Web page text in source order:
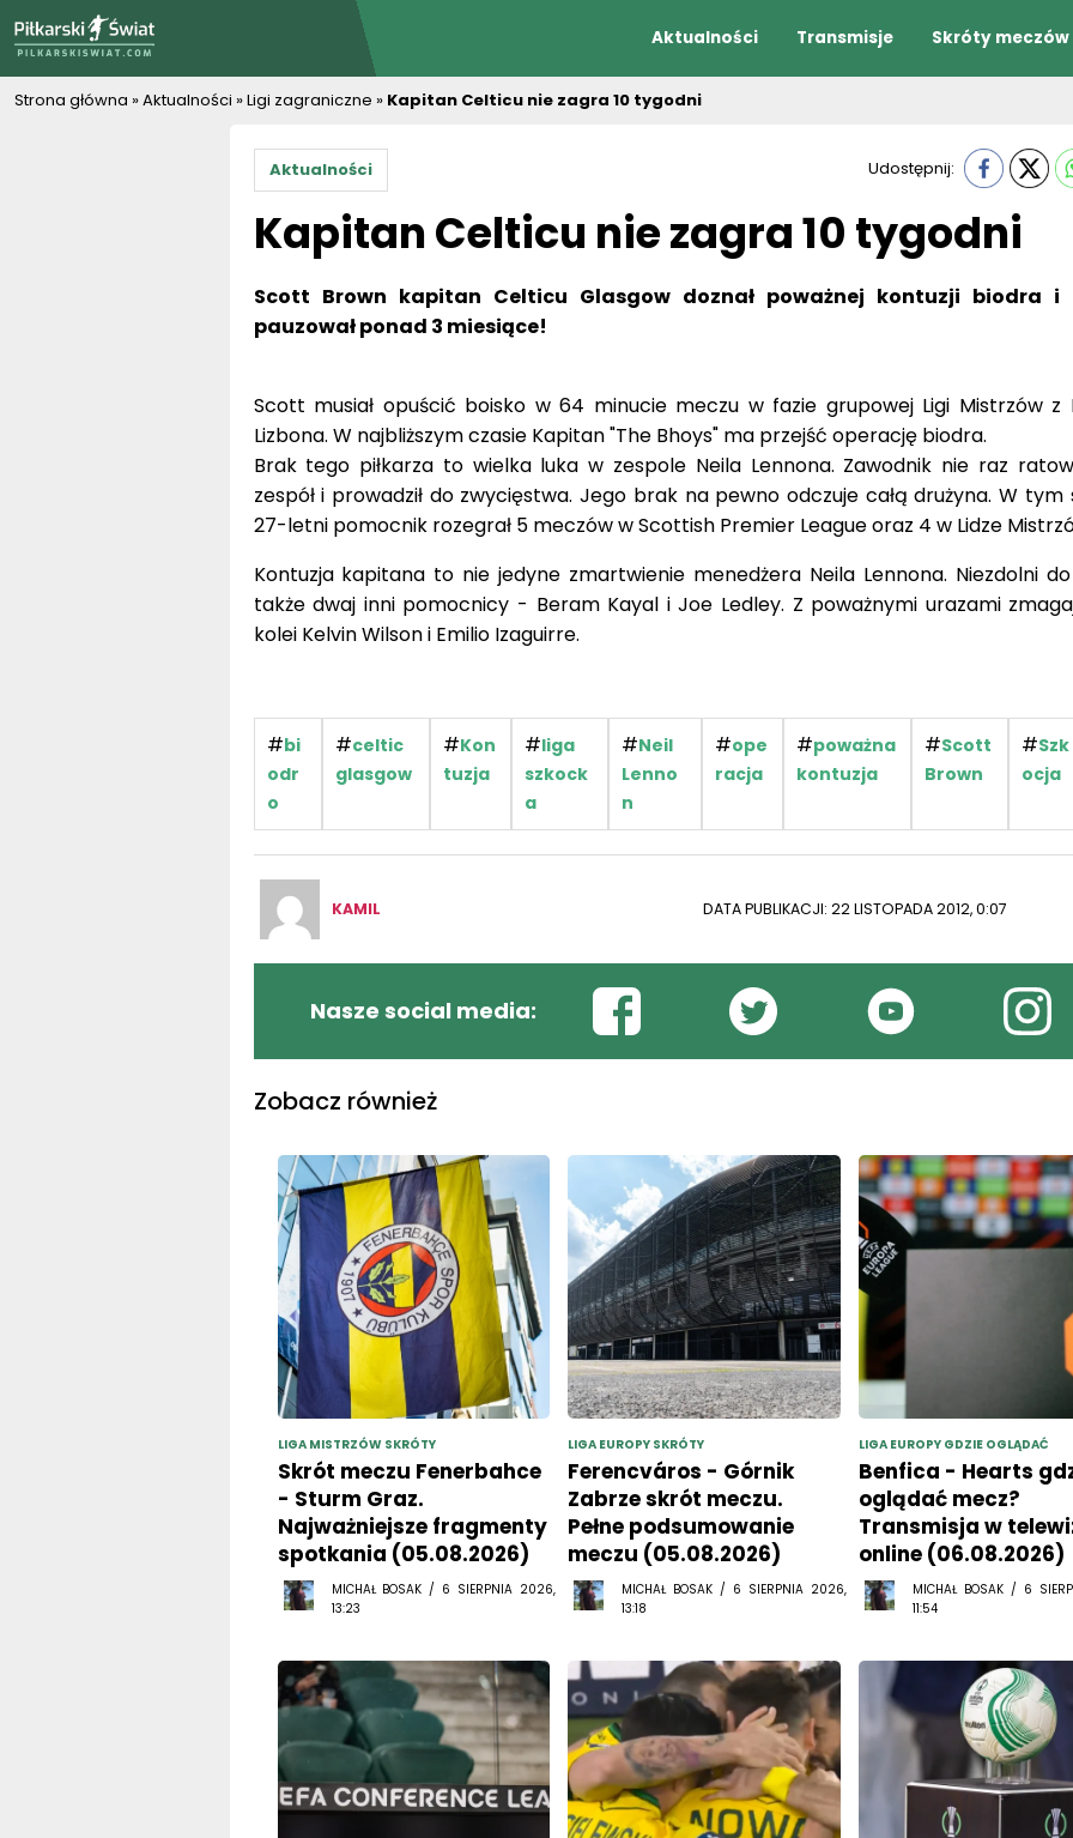
Aktualności Transmisje Skróty meczów
Strona główna »Aktualności »Ligi zagraniczne » Kapitan Celticu nie zagra 10 tygodni
Aktualności Udostępnij:
Kapitan Celticu nie zagra 10 tygodni
Scott Brown kapitan Celticu Glasgow doznał poważnej kontuzji biodra i
pauzował ponad 3 miesiące!
Scott musiał opuścić boisko w 64 minucie meczu w fazie grupowej Ligi Mistrzów z
Lizbona. W najbliższym czasie Kapitan "The Bhoys" ma przejść operację biodra.
Brak tego piłkarza to wielka luka w zespole Neila Lennona. Zawodnik nie raz
zespół i prowadził do zwycięstwa. Jego brak na pewno odczuje całą drużyna. W tym
27-letni pomocnik rozegrał 5 meczów w Scottish Premier League oraz 4 w Lidze
Kontuzja kapitana to nie jedyne zmartwienie menedżera Neila Lennona. Niezdolni
także dwaj inni pomocnicy - Beram Kayal i Joe Ledley. Z poważnymi urazami
kolei Kelvin Wilson i Emilio Izaguirre.
#bi
odr
o
#celtic
glasgow
#Kon
tuzja
#liga
szkock
a
#Neil
Lenno
n
#ope
racja
#poważna
kontuzja
#Scott
Brown
#Szk
ocja
KAMIL DATA PUBLIKACJI: 22 LISTOPADA 2012, 0:07
Nasze social media:
Zobacz również
LIGA MISTRZÓW SKRÓTY
Skrót meczu Fenerbahce
- Sturm Graz.
Najważniejsze fragmenty
spotkania (05.08.2026)
MICHAŁ BOSAK / 6 SIERPNIA 2026,
13:23
LIGA EUROPY SKRÓTY
Ferencváros - Górnik
Zabrze skrót meczu.
Pełne podsumowanie
meczu (05.08.2026)
MICHAŁ BOSAK / 6 SIERPNIA 2026,
13:18
LIGA EUROPY GDZIE OGLĄDAĆ
Benfica - Hearts
oglądać mecz?
Transmisja w
online (06.08.2026)
MICHAŁ BOSAK / 6
11:54